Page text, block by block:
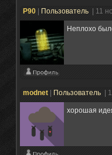
P90 Пользователь | 11
Неплохо
modnet Пользователь |
хорошая